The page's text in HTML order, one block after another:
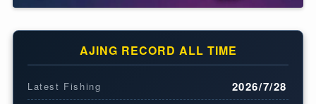
AJING RECORD ALL TIME
Latest Fishing 2026/7/28